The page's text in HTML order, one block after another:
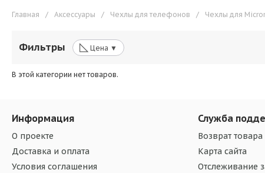
Главная / Аксессуары / Чехлы для телефонов / Чехлы для
Фильтры ◺ Цена ▼
В этой категории нет товаров.
Информация
О проекте
Доставка и оплата
Условия соглашения
Служба
Возврат товара
Карта сайта
Отслеживание